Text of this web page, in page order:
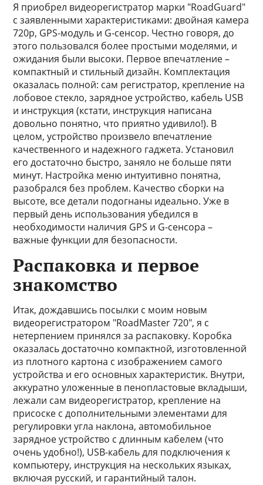
Я приобрел видеорегистратор марки "RoadGuard"
с заявленными характеристиками: двойная камера
720p, GPS-модуль и G-сенсор. Честно говоря, до
этого пользовался более простыми моделями, и
ожидания были высоки. Первое впечатление –
компактный и стильный дизайн. Комплектация
оказалась полной: сам регистратор, крепление на
лобовое стекло, зарядное устройство, кабель USB
и инструкция (кстати, инструкция написана
довольно понятно, что приятно удивило!). В
целом, устройство произвело впечатление
качественного и надежного гаджета. Установил
его достаточно быстро, заняло не больше пяти
минут. Настройка меню интуитивно понятна,
разобрался без проблем. Качество сборки на
высоте, все детали подогнаны идеально. Уже в
первый день использования убедился в
необходимости наличия GPS и G-сенсора –
важные функции для безопасности.
Распаковка и первое
знакомство
Итак, дождавшись посылки с моим новым
видеорегистратором "RoadMaster 720", я с
нетерпением принялся за распаковку. Коробка
оказалась достаточно компактной, изготовленной
из плотного картона с изображением самого
устройства и его основных характеристик. Внутри,
аккуратно уложенные в пенопластовые вкладыши,
лежали сам видеорегистратор, крепление на
присоске с дополнительными элементами для
регулировки угла наклона, автомобильное
зарядное устройство с длинным кабелем (что
очень удобно!), USB-кабель для подключения к
компьютеру, инструкция на нескольких языках,
включая русский, и гарантийный талон.